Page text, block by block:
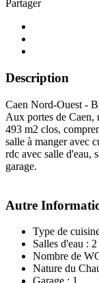
Partager
Description
Caen Nord-Ouest -
Aux portes de Caen,
493 m2 clos,
salle à manger avec
rdc avec salle d'eau,
garage.
Autre
Type de
Salles d'eau : 2
Nombre de
Nature du